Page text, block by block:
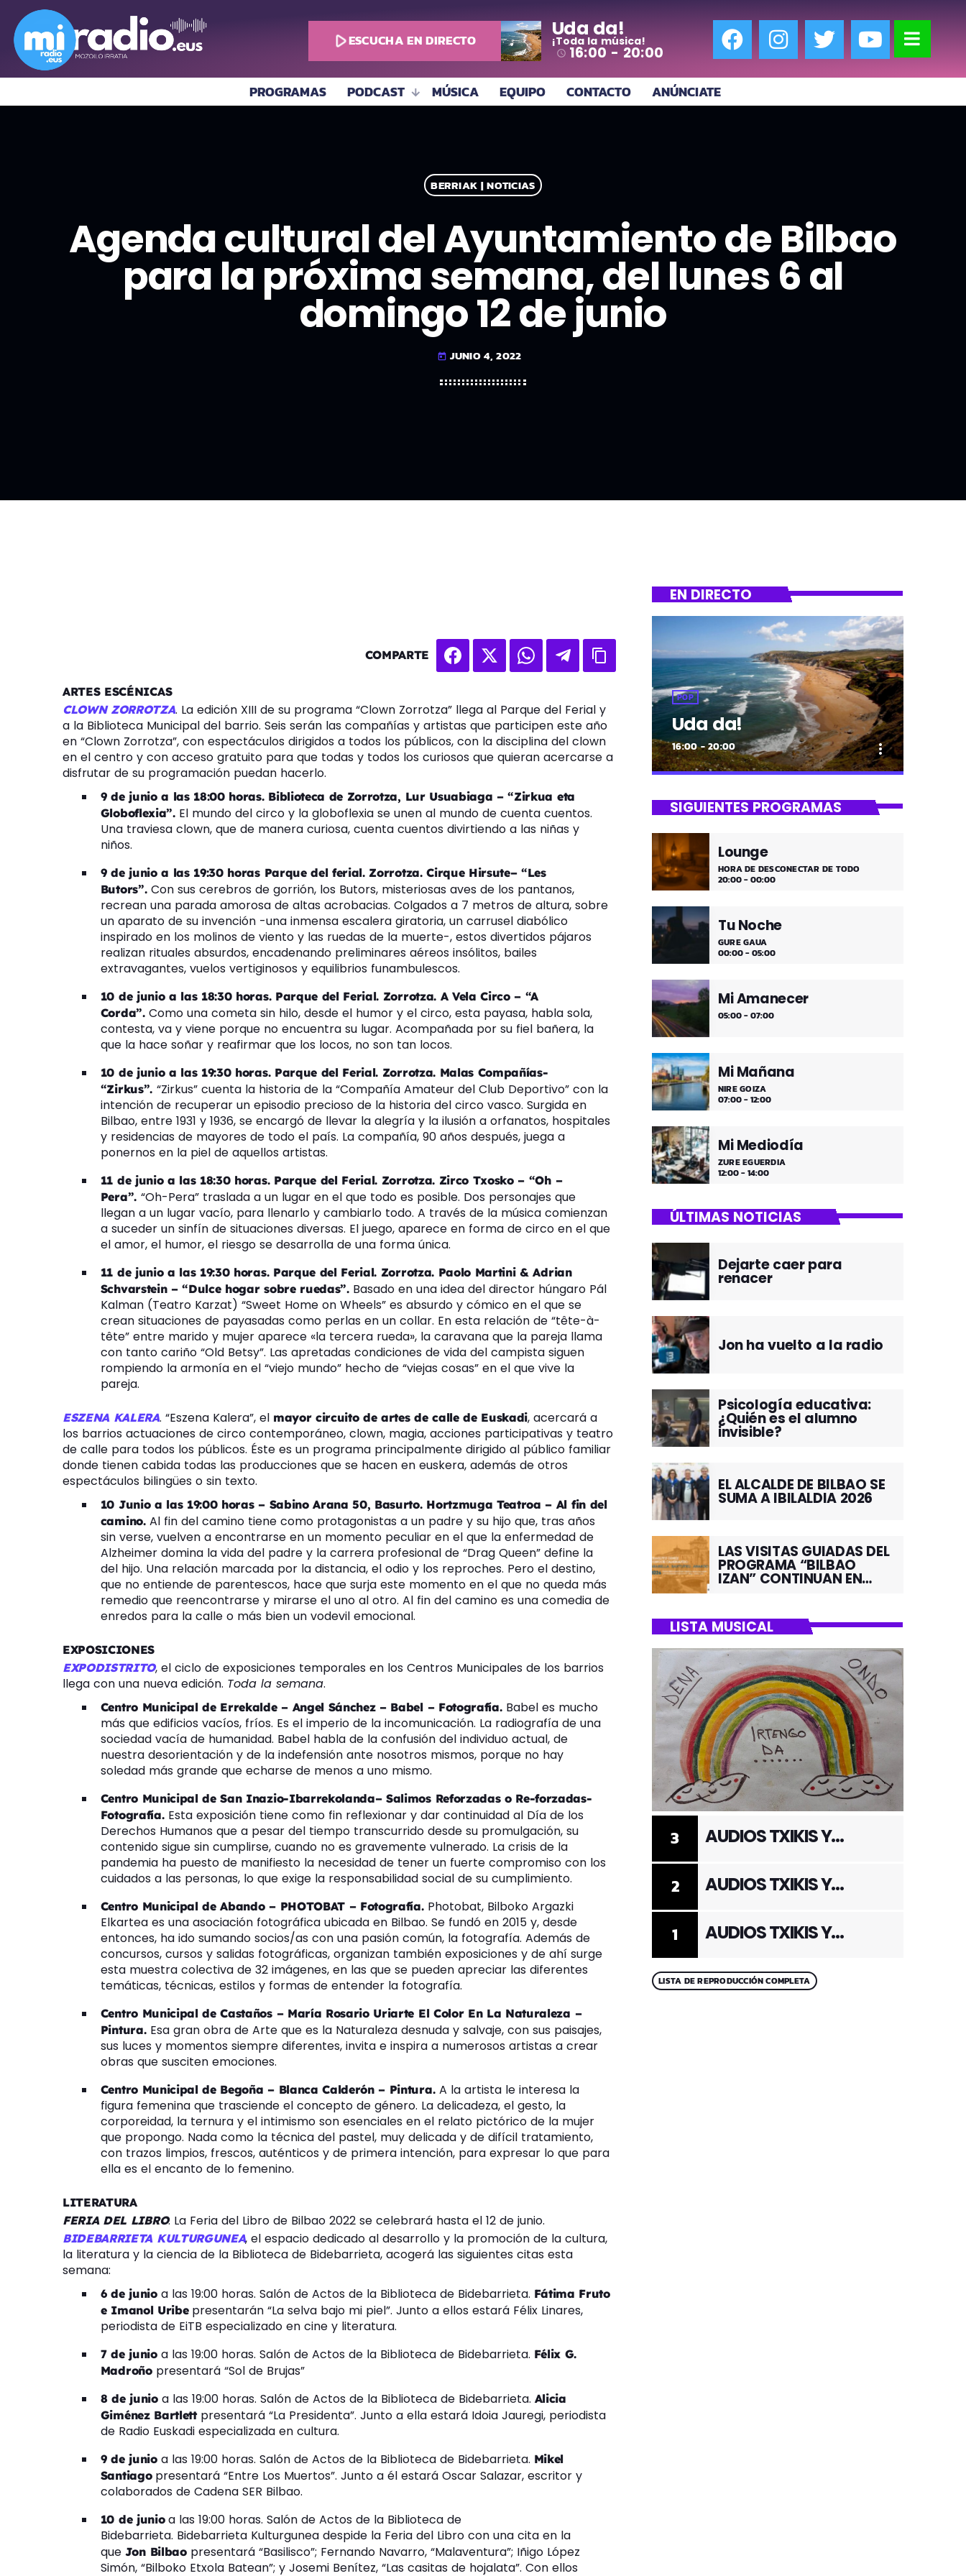
play_arrowESCUCHA EN DIRECTO Uda da!
¡Toda la música!
access_time 16:00 - 20:00
PROGRAMAS PODCAST MÚSICA EQUIPO CONTACTO ANÚNCIATE
BERRIAK | NOTICIAS
Agenda cultural del Ayuntamiento de Bilbao
para la próxima semana, del lunes 6 al
domingo 12 de junio
today JUNIO 4, 2022
COMPARTE
ARTES ESCÉNICAS
CLOWN ZORROTZA. La edición XIII de su programa “Clown Zorrotza” llega al Parque del Ferial y
a la Biblioteca Municipal del barrio. Seis serán las compañías y artistas que participen este año
en “Clown Zorrotza”, con espectáculos dirigidos a todos los públicos, con la disciplina del clown
en el centro y con acceso gratuito para que todas y todos los curiosos que quieran acercarse a
disfrutar de su programación puedan hacerlo.
9 de junio a las 18:00 horas. Biblioteca de Zorrotza, Lur Usuabiaga – “Zirkua eta
Globoflexia”.El mundo del circo y la globoflexia se unen al mundo de cuenta cuentos.
Una traviesa clown, que de manera curiosa, cuenta cuentos divirtiendo a las niñas y
niños.
9 de junio a las 19:30 horas Parque del ferial. Zorrotza. Cirque Hirsute– “Les
Butors”. Con sus cerebros de gorrión, los Butors, misteriosas aves de los pantanos,
recrean una parada amorosa de altas acrobacias. Colgados a 7 metros de altura, sobre
un aparato de su invención -una inmensa escalera giratoria, un carrusel diabólico
inspirado en los molinos de viento y las ruedas de la muerte-, estos divertidos pájaros
realizan rituales absurdos, encadenando preliminares aéreos insólitos, bailes
extravagantes, vuelos vertiginosos y equilibrios funambulescos.
10 de junio a las 18:30 horas. Parque del Ferial. Zorrotza. A Vela Circo – “A
Corda”.Como una cometa sin hilo, desde el humor y el circo, esta payasa, habla sola,
contesta, va y viene porque no encuentra su lugar. Acompañada por su fiel bañera, la
que la hace soñar y reafirmar que los locos, no son tan locos.
10 de junio a las 19:30 horas. Parque del Ferial. Zorrotza. Malas Compañías-
“Zirkus”. “Zirkus” cuenta la historia de la “Compañía Amateur del Club Deportivo” con la
intención de recuperar un episodio precioso de la historia del circo vasco. Surgida en
Bilbao, entre 1931 y 1936, se encargó de llevar la alegría y la ilusión a orfanatos, hospitales
y residencias de mayores de todo el país. La compañía, 90 años después, juega a
ponernos en la piel de aquellos artistas.
11 de junio a las 18:30 horas. Parque del Ferial. Zorrotza. Zirco Txosko – “Oh –
Pera”. “Oh-Pera” traslada a un lugar en el que todo es posible. Dos personajes que
llegan a un lugar vacío, para llenarlo y cambiarlo todo. A través de la música comienzan
a suceder un sinfín de situaciones diversas. El juego, aparece en forma de circo en el que
el amor, el humor, el riesgo se desarrolla de una forma única.
11 de junio a las 19:30 horas. Parque del Ferial. Zorrotza. Paolo Martini & Adrian
Schvarstein – “Dulce hogar sobre ruedas”. Basado en una idea del director húngaro Pál
Kalman (Teatro Karzat) “Sweet Home on Wheels” es absurdo y cómico en el que se
crean situaciones de payasadas como perlas en un collar. En esta relación de “tête-à-
tête” entre marido y mujer aparece «la tercera rueda», la caravana que la pareja llama
con tanto cariño “Old Betsy”. Las apretadas condiciones de vida del campista siguen
rompiendo la armonía en el “viejo mundo” hecho de “viejas cosas” en el que vive la
pareja.
ESZENA KALERA. “Eszena Kalera”, el mayor circuito de artes de calle de Euskadi, acercará a
los barrios actuaciones de circo contemporáneo, clown, magia, acciones participativas y teatro
de calle para todos los públicos. Éste es un programa principalmente dirigido al público familiar
donde tienen cabida todas las producciones que se hacen en euskera, además de otros
espectáculos bilingües o sin texto.
10 Junio a las 19:00 horas – Sabino Arana 50, Basurto. Hortzmuga Teatroa – Al fin del
camino.Al fin del camino tiene como protagonistas a un padre y su hijo que, tras años
sin verse, vuelven a encontrarse en un momento peculiar en el que la enfermedad de
Alzheimer domina la vida del padre y la carrera profesional de “Drag Queen” define la
del hijo. Una relación marcada por la distancia, el odio y los reproches. Pero el destino,
que no entiende de parentescos, hace que surja este momento en el que no queda más
remedio que reencontrarse y mirarse el uno al otro. Al fin del camino es una comedia de
enredos para la calle o más bien un vodevil emocional.
EXPOSICIONES
EXPODISTRITO, el ciclo de exposiciones temporales en los Centros Municipales de los barrios
llega con una nueva edición. Toda la semana.
Centro Municipal de Errekalde – Angel Sánchez – Babel – Fotografía. Babel es mucho
más que edificios vacíos, fríos. Es el imperio de la incomunicación. La radiografía de una
sociedad vacía de humanidad. Babel habla de la confusión del individuo actual, de
nuestra desorientación y de la indefensión ante nosotros mismos, porque no hay
soledad más grande que echarse de menos a uno mismo.
Centro Municipal de San Inazio-Ibarrekolanda– Salimos Reforzadas o Re-forzadas-
Fotografía. Esta exposición tiene como fin reflexionar y dar continuidad al Día de los
Derechos Humanos que a pesar del tiempo transcurrido desde su promulgación, su
contenido sigue sin cumplirse, cuando no es gravemente vulnerado. La crisis de la
pandemia ha puesto de manifiesto la necesidad de tener un fuerte compromiso con los
cuidados a las personas, lo que exige la responsabilidad social de su cumplimiento.
Centro Municipal de Abando – PHOTOBAT – Fotografía. Photobat, Bilboko Argazki
Elkartea es una asociación fotográfica ubicada en Bilbao. Se fundó en 2015 y, desde
entonces, ha ido sumando socios/as con una pasión común, la fotografía. Además de
concursos, cursos y salidas fotográficas, organizan también exposiciones y de ahí surge
esta muestra colectiva de 32 imágenes, en las que se pueden apreciar las diferentes
temáticas, técnicas, estilos y formas de entender la fotografía.
Centro Municipal de Castaños – María Rosario Uriarte El Color En La Naturaleza –
Pintura. Esa gran obra de Arte que es la Naturaleza desnuda y salvaje, con sus paisajes,
sus luces y momentos siempre diferentes, invita e inspira a numerosos artistas a crear
obras que susciten emociones.
Centro Municipal de Begoña – Blanca Calderón – Pintura. A la artista le interesa la
figura femenina que trasciende el concepto de género. La delicadeza, el gesto, la
corporeidad, la ternura y el intimismo son esenciales en el relato pictórico de la mujer
que propongo. Nada como la técnica del pastel, muy delicada y de difícil tratamiento,
con trazos limpios, frescos, auténticos y de primera intención, para expresar lo que para
ella es el encanto de lo femenino.
LITERATURA
FERIA DEL LIBRO. La Feria del Libro de Bilbao 2022 se celebrará hasta el 12 de junio.
BIDEBARRIETA KULTURGUNEA, el espacio dedicado al desarrollo y la promoción de la cultura,
la literatura y la ciencia de la Biblioteca de Bidebarrieta, acogerá las siguientes citas esta
semana:
6 de junioa las 19:00 horas. Salón de Actos de la Biblioteca de Bidebarrieta. Fátima Fruto
e Imanol Uribepresentarán “La selva bajo mi piel”. Junto a ellos estará Félix Linares,
periodista de EiTB especializado en cine y literatura.
7 de junioa las 19:00 horas. Salón de Actos de la Biblioteca de Bidebarrieta. Félix G.
Madroñopresentará “Sol de Brujas”
8 de junioa las 19:00 horas. Salón de Actos de la Biblioteca de Bidebarrieta. Alicia
Giménez Bartlettpresentará “La Presidenta”. Junto a ella estará Idoia Jauregi, periodista
de Radio Euskadi especializada en cultura.
9 de junioa las 19:00 horas. Salón de Actos de la Biblioteca de Bidebarrieta. Mikel
Santiagopresentará “Entre Los Muertos”. Junto a él estará Oscar Salazar, escritor y
colaborados de Cadena SER Bilbao.
10 de junioa las 19:00 horas. Salón de Actos de la Biblioteca de
Bidebarrieta. Bidebarrieta Kulturgunea despide la Feria del Libro con una cita en la
que Jon Bilbaopresentará “Basilisco”; Fernando Navarro, “Malaventura”; Iñigo López
Simón, “Bilboko Etxola Batean”; y Josemi Benítez, “Las casitas de hojalata”. Con ellos
EN DIRECTO
POP
Uda da!
16:00 - 20:00 more_vert
Uda da!
¡Toda la música!
SIGUIENTES PROGRAMAS
Lounge
HORA DE DESCONECTAR DE TODO
20:00 - 00:00
Tu Noche
GURE GAUA
00:00 - 05:00
Mi Amanecer
05:00 - 07:00
Mi Mañana
NIRE GOIZA
07:00 - 12:00
Mi Mediodía
ZURE EGUERDIA
12:00 - 14:00
ÚLTIMAS NOTICIAS
Dejarte caer para
renacer
Jon ha vuelto a la radio
Psicología educativa:
¿Quién es el alumno
invisible?
EL ALCALDE DE BILBAO SE
SUMA A IBILALDIA 2026
LAS VISITAS GUIADAS DEL
PROGRAMA “BILBAO
IZAN” CONTINUAN EN
LISTA MUSICAL
1 AUDIOS TXIKIS Y
2 AUDIOS TXIKIS Y
3 AUDIOS TXIKIS Y
LISTA DE REPRODUCCIÓN COMPLETA